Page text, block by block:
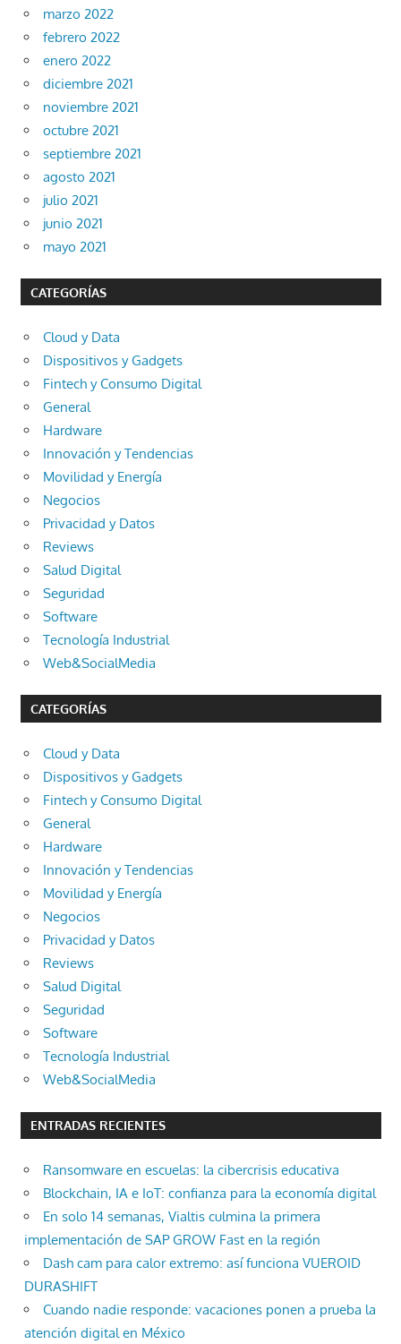
marzo 2022
febrero 2022
enero 2022
diciembre 2021
noviembre 2021
octubre 2021
septiembre 2021
agosto 2021
julio 2021
junio 2021
mayo 2021
CATEGORÍAS
Cloud y Data
Dispositivos y Gadgets
Fintech y Consumo Digital
General
Hardware
Innovación y Tendencias
Movilidad y Energía
Negocios
Privacidad y Datos
Reviews
Salud Digital
Seguridad
Software
Tecnología Industrial
Web&SocialMedia
CATEGORÍAS
Cloud y Data
Dispositivos y Gadgets
Fintech y Consumo Digital
General
Hardware
Innovación y Tendencias
Movilidad y Energía
Negocios
Privacidad y Datos
Reviews
Salud Digital
Seguridad
Software
Tecnología Industrial
Web&SocialMedia
ENTRADAS RECIENTES
Ransomware en escuelas: la cibercrisis educativa
Blockchain, IA e IoT: confianza para la economía digital
En solo 14 semanas, Vialtis culmina la primera
implementación de SAP GROW Fast en la región
Dash cam para calor extremo: así funciona VUEROID
DURASHIFT
Cuando nadie responde: vacaciones ponen a prueba la
atención digital en México